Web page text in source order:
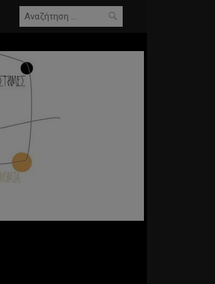
Αναζήτηση
για: